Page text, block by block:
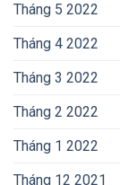
Tháng 5 2022
Tháng 4 2022
Tháng 3 2022
Tháng 2 2022
Tháng 1 2022
Tháng 12 2021